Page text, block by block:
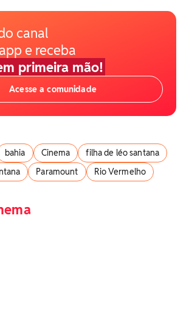
canal
e receba
primeira mão!
Acesse a comunidade
bahia Cinema
filha de léo santana
Paramount
Rio Vermelho